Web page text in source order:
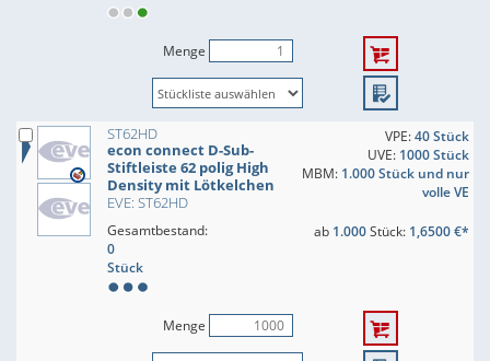
Menge
ST62HD
econ connect D-Sub-
Stiftleiste 62 polig High
Density mit Lötkelchen
EVE: ST62HD
VPE:40 Stück
UVE: 1000 Stück
MBM: 1.000 Stück und nur
volle VE
Gesamtbestand:
0
Stück
ab 1.000Stück: 1,6500 €*
Menge